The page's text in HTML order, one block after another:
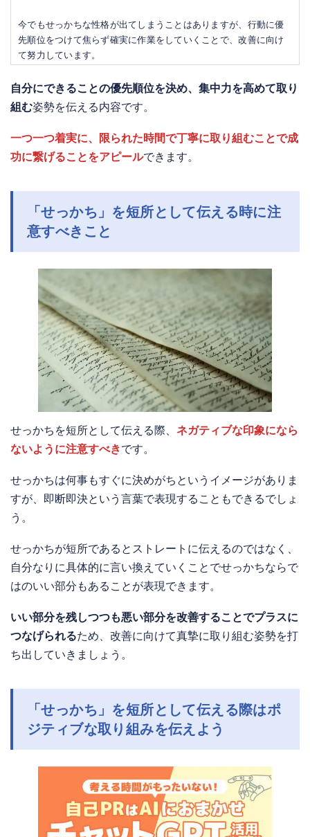
今でもせっかちな性格が出てしまうことはありますが、行動に優
先順位をつけて焦らず確実に作業をしていくことで、改善に向け
て努力しています。
自分にできることの優先順位を決め、集中力を高めて取り
組む姿勢を伝える内容です。
一つ一つ着実に、限られた時間で丁寧に取り組むことで成
功に繋げることをアピールできます。
「せっかち」を短所として伝える時に注
意すべきこと
せっかちを短所として伝える際、 ネガティブな印象になら
ないように注意すべきです。
せっかちは何事もすぐに決めがちというイメージがありま
すが、即断即決という言葉で表現することもできるでしょ
う。
せっかちが短所であるとストレートに伝えるのではなく、
自分なりに具体的に言い換えていくことでせっかちならで
はのいい部分もあることが表現できます。
いい部分を残しつつも悪い部分を改善することでプラスに
つなげられるため、改善に向けて真摯に取り組む姿勢を打
ち出していきましょう。
「せっかち」を短所として伝える際はポ
ジティブな取り組みを伝えよう